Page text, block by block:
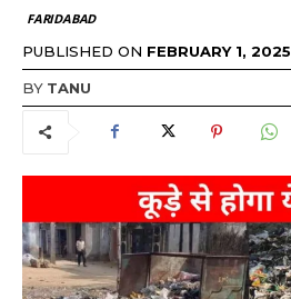
FARIDABAD
PUBLISHED ON FEBRUARY 1, 2025
BY TANU